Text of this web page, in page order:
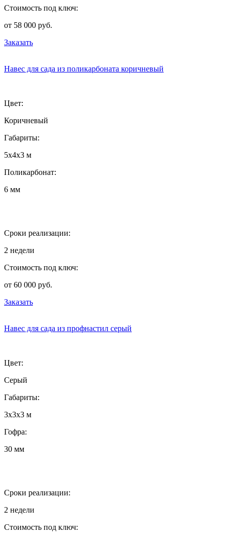
Стоимость под ключ:
от 58 000 руб.
Заказать
Навес для сада из поликарбоната коричневый
Цвет:
Коричневый
Габариты:
5х4х3 м
Поликарбонат:
6 мм
Сроки реализации:
2 недели
Стоимость под ключ:
от 60 000 руб.
Заказать
Навес для сада из профнастил серый
Цвет:
Серый
Габариты:
3х3х3 м
Гофра:
30 мм
Сроки реализации:
2 недели
Стоимость под ключ: